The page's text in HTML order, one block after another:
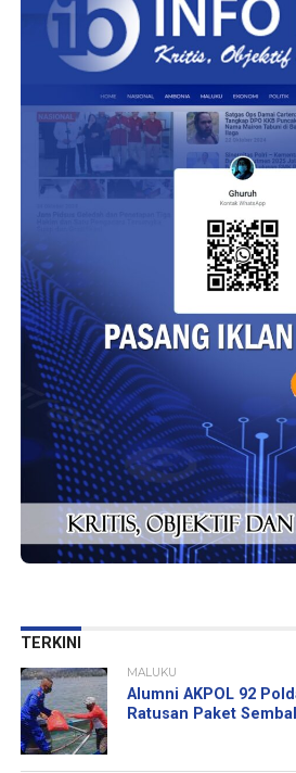
TERKINI
MALUKU
Alumni AKPOL 92
Ratusan Paket